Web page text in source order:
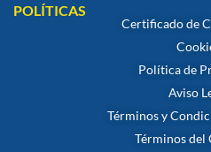
POLÍTICAS
Certificado de
Política de
Aviso
Términos y
Términos del